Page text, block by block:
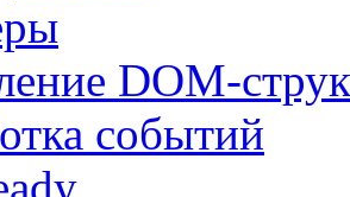
DOM-
событий